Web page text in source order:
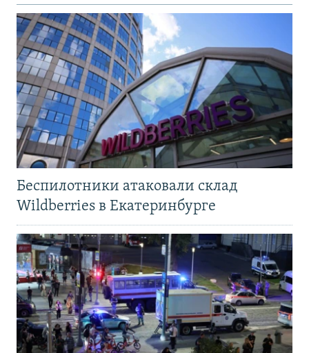
Беспилотники атаковали склад
Wildberries в Екатеринбурге